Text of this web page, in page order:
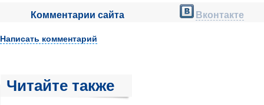
Комментарии сайта Вконтакте
Написать комментарий
Читайте также